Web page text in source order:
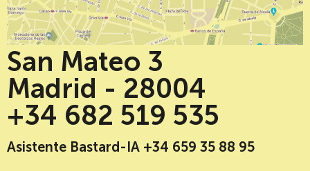
San Mateo 3
Madrid - 28004
+34 682 519 535
Asistente Bastard-IA +34 659 35 88 95